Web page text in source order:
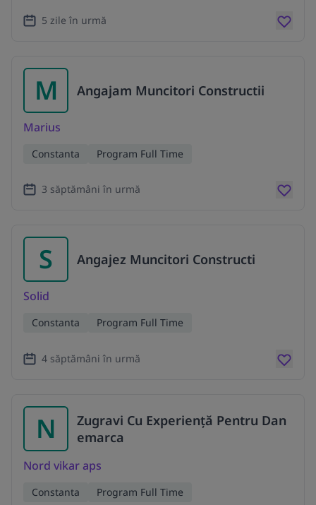
5 zile în urmă
M Angajam Muncitori Constructii
Marius
Constanta Program Full Time
3 săptămâni în urmă
S Angajez Muncitori Constructi
Solid
Constanta Program Full Time
4 săptămâni în urmă
N
Zugravi Cu Experiență Pentru Dan
emarca
Nord vikar aps
Constanta Program Full Time